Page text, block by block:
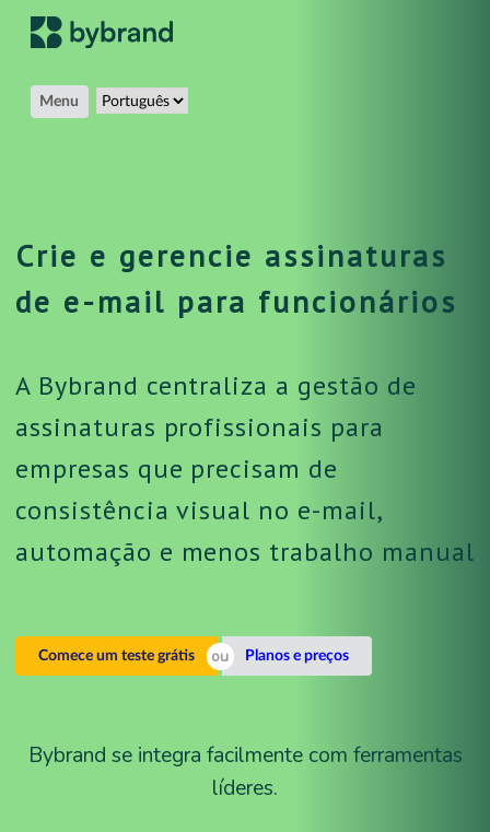
Menu
Crie e gerencie assinaturas
de e-mail para funcionários
A Bybrand centraliza a gestão de
assinaturas profissionais para
empresas que precisam de
consistência visual no e-mail,
automação e menos trabalho manual
Comece um teste grátis Planos e preços
Bybrand se integra facilmente com ferramentas
líderes.